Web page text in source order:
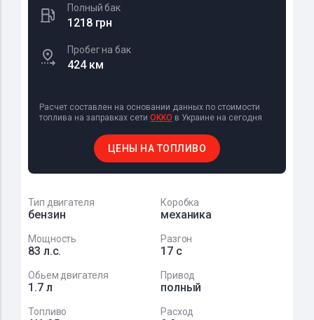
Полный бак
1218 грн
Пробег на бак
424 км
Расчет составлен на основании данных по стоимости
топлива на заправках сети OKKO в Украине на сегодня
ЦЕНЫ НА ТОПЛИВО
Тип двигателя
бензин
Коробка
механика
Мощность
83 л.с.
Разгон
17 с
Обьем двигателя
1.7 л
Привод
полный
Топливо Расход